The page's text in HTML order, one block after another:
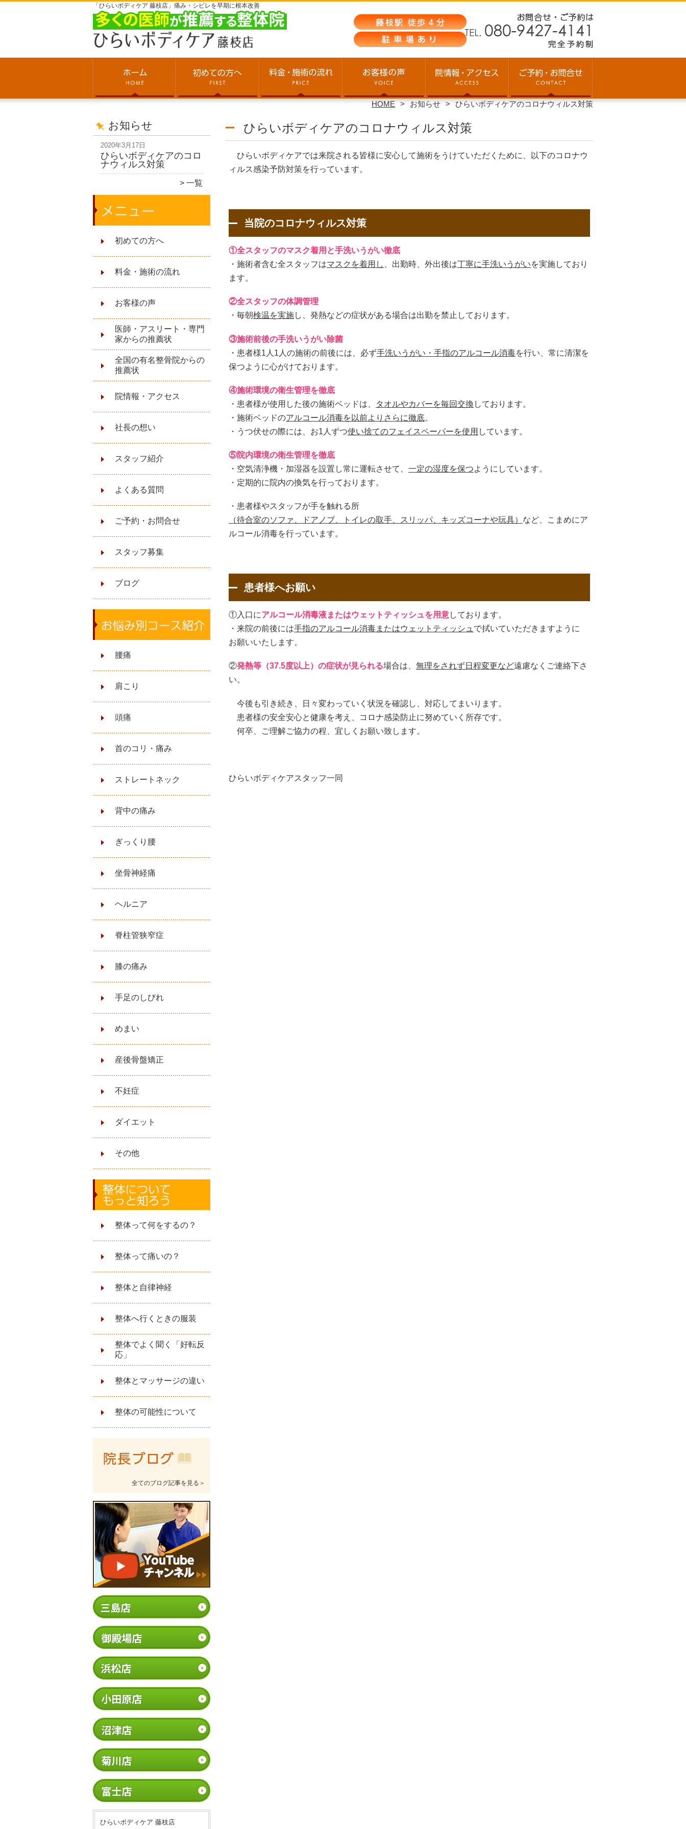
「ひらいボディケア 藤枝店」痛み・シビレを早期に根本改善
HOME お知らせ ひらいボディケアのコロナウィルス対策
お知らせ
2020年3月17日
ひらいボディケアのコロ
ナウィルス対策
一覧
初めての方へ
料金・施術の流れ
お客様の声
医師・アスリート・専門
家からの推薦状
全国の有名整骨院からの
推薦状
院情報・アクセス
社長の想い
スタッフ紹介
よくある質問
ご予約・お問合せ
スタッフ募集
ブログ
腰痛
肩こり
頭痛
首のコリ・痛み
ストレートネック
背中の痛み
ぎっくり腰
坐骨神経痛
ヘルニア
脊柱管狭窄症
膝の痛み
手足のしびれ
めまい
産後骨盤矯正
不妊症
ダイエット
その他
整体って何をするの？
整体って痛いの？
整体と自律神経
整体へ行くときの服装
整体でよく聞く「好転反
応」
整体とマッサージの違い
整体の可能性について
全てのブログ記事を見る＞
ひらいボディケア 藤枝店
ひらいボディケアのコロナウィルス対策
ひらいボディケアでは来院される皆様に安心して施術をうけていただくために、以下のコロナウ
ィルス感染予防対策を行っています。
当院のコロナウィルス対策
①全スタッフのマスク着用と手洗いうがい徹底
・施術者含む全スタッフはマスクを着用し 、出勤時、外出後は丁寧に手洗いうがいを実施しており
ます。
②全スタッフの体調管理
・毎朝検温を実施し、発熱などの症状がある場合は出勤を禁止しております。
③施術前後の手洗いうがい除菌
・患者様1人1人の施術の前後には、必ず手洗いうがい・手指のアルコール消毒を行い、常に清潔を
保つように心がけております。
④施術環境の衛生管理を徹底
・患者様が使用した後の施術ベッドは、
タオルやカバーを毎回交換 しております。
・施術ベッドのアルコール消毒を以前よりさらに徹底。
・うつ伏せの際には、お1人ずつ使い捨てのフェイスペーパーを使用 しています。
⑤院内環境の衛生管理を徹底
・空気清浄機・加湿器を設置し常に運転させて、 一定の湿度を保つようにしています。
・定期的に院内の換気を行っております。
・患者様やスタッフが手を触れる所
（待合室のソファ、ドアノブ、トイレの取手、スリッパ、キッズコーナや玩具） など、こまめにア
ルコール消毒を行っています。
患者様へお願い
①入口にアルコール消毒液またはウェットティッシュを用意しております。
・来院の前後には手指のアルコール消毒またはウェットティッシュ で拭いていただきますように
お願いいたします。
②発熱等（37.5度以上）の症状が見られる場合は、 無理をされず日程変更など遠慮なくご連絡下さ
い。
今後も引き続き、日々変わっていく状況を確認し、対応してまいります。
患者様の安全安心と健康を考え、コロナ感染防止に努めていく所存です。
何卒、ご理解ご協力の程、宜しくお願い致します。
ひらいボディケアスタッフ一同